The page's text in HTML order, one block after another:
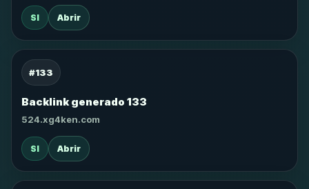
SI Abrir
#133
Backlink generado 133
524.xg4ken.com
SI Abrir